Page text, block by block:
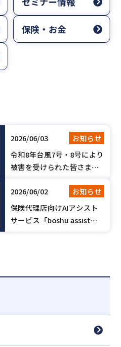
保険・お金
2026/06/03
お知らせ
令和8年台風7号・8号により
被害を受けられた皆さまへ
注意点について】
2026/06/02
お知らせ
保険代理店向けAIアシスト
サービス「boshu assist」